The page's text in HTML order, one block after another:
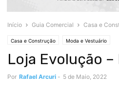
Início Guia Comercial Casa e
Casa e Construção Moda e Vestuário
Loja Evolução –
Por Rafael Arcuri - 5 de Maio, 2022